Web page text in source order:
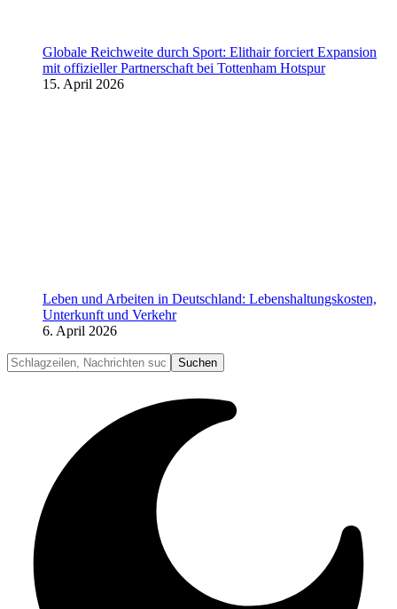
Globale Reichweite durch Sport: Elithair forciert Expansion
mit offizieller Partnerschaft bei Tottenham Hotspur
15. April 2026
Leben und Arbeiten in Deutschland: Lebenshaltungskosten,
Unterkunft und Verkehr
6. April 2026